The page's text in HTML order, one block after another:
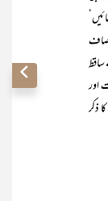
صاف
اور
ذکر